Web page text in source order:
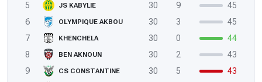
5
JS KABYLIE 30 9
45
6
OLYMPIQUE AKBOU 30 3
45
7
KHENCHELA 30 0
44
8
BEN AKNOUN 30 2
43
9
CS CONSTANTINE 30 5
43